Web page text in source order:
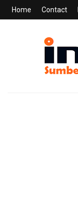
Home Contact